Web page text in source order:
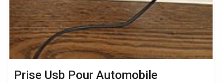
Prise Usb Pour Automobile